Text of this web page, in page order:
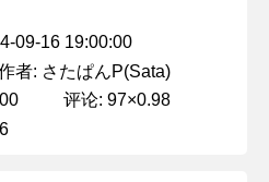
09-16 19:00:00
者: さたぱんP(Sata)
评论: 97×0.98